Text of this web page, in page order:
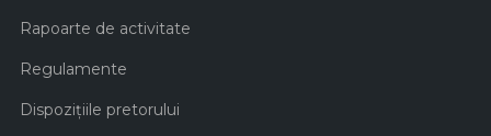
Rapoarte de activitate
Regulamente
Dispozițiile pretorului